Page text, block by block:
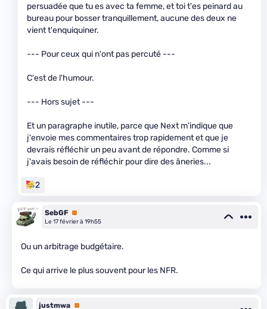
persuadée que tu es avec ta femme, et toi t'es peinard au
bureau pour bosser tranquillement, aucune des deux ne
vient t'enquiquiner.
--- Pour ceux qui n'ont pas percuté ---
C'est de l'humour.
--- Hors sujet ---
Et un paragraphe inutile, parce que Next m'indique que
j'envoie mes commentaires trop rapidement et que je
devrais réfléchir un peu avant de répondre. Comme si
j'avais besoin de réfléchir pour dire des âneries...
2
SebGF Premium
Le 17 février à 19h55
Ou un arbitrage budgétaire.
Ce qui arrive le plus souvent pour les NFR.
justmwa Premium